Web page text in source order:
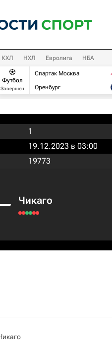
КХЛ НХЛ Евролига НБА
Футбол
Завершен
Спартак Москва
Оренбург
1
19.12.2023 в 03:00
19773
Чикаго